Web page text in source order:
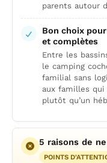
parents autour
Bon choix
et complètes
Entre les
le camping
familial sans
aux familles
plutôt qu’un
5 raisons de
POINTS